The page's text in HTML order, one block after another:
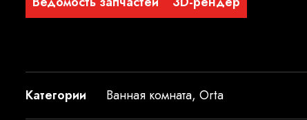
Категории Ванная комната, Orta